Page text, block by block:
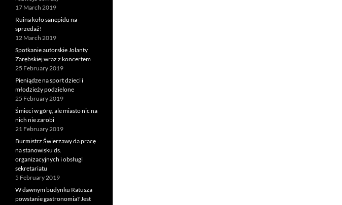
17 March 2019
Ruina koło sanepidu na
sprzedaż!
12 March 2019
Spotkanie autorskie Jolanty
Zarębskiej wraz z koncertem
25 February 2019
Pieniądze na sport dzieci i
młodzieży podzielone
25 February 2019
Śmieci w górę, ale miasto nic na
nich nie zarobi
21 February 2019
Burmistrz Świerzawy da pracę
na stanowisku ds.
organizacyjnych i obsługi
sekretariatu
5 February 2019
W dawnym budynku Ratusza
powstanie gastronomia? Jest